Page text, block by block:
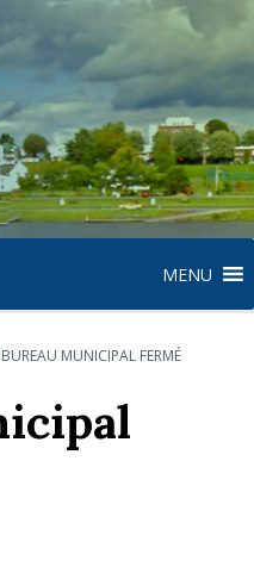
MENU
BUREAU MUNICIPAL FERMÉ